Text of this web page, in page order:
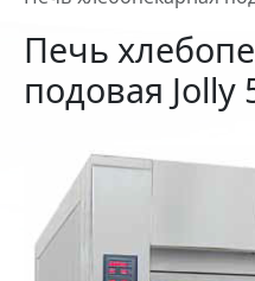
Печь
подовая Jolly